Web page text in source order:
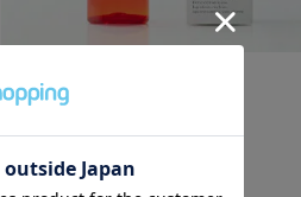
NEMOHAMO